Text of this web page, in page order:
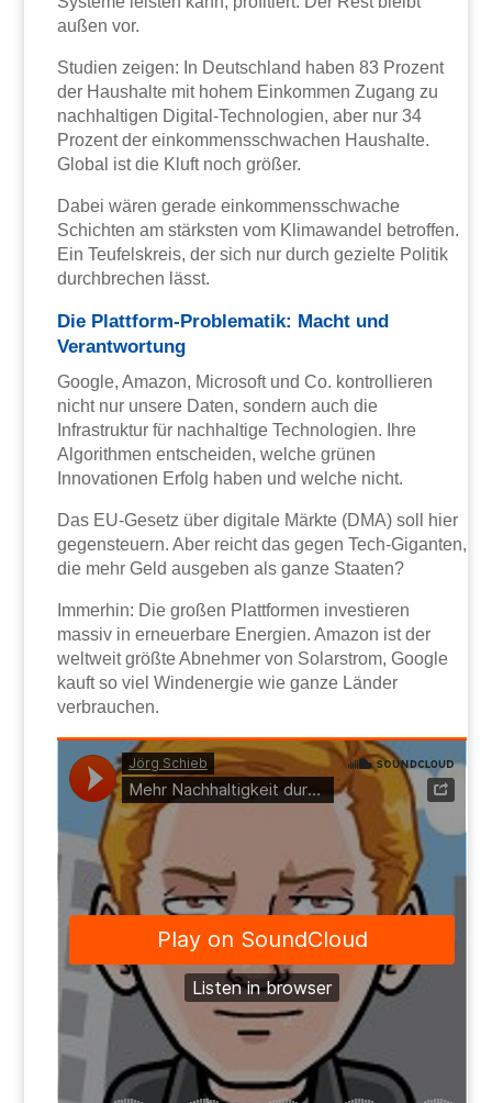
außen vor.
Studien zeigen: In Deutschland haben 83 Prozent
der Haushalte mit hohem Einkommen Zugang zu
nachhaltigen Digital-Technologien, aber nur 34
Prozent der einkommensschwachen Haushalte.
Global ist die Kluft noch größer.
Dabei wären gerade einkommensschwache
Schichten am stärksten vom Klimawandel betroffen.
Ein Teufelskreis, der sich nur durch gezielte Politik
durchbrechen lässt.
Die Plattform-Problematik: Macht und
Verantwortung
Google, Amazon, Microsoft und Co. kontrollieren
nicht nur unsere Daten, sondern auch die
Infrastruktur für nachhaltige Technologien. Ihre
Algorithmen entscheiden, welche grünen
Innovationen Erfolg haben und welche nicht.
Das EU-Gesetz über digitale Märkte (DMA) soll hier
gegensteuern. Aber reicht das gegen Tech-Giganten,
die mehr Geld ausgeben als ganze Staaten?
Immerhin: Die großen Plattformen investieren
massiv in erneuerbare Energien. Amazon ist der
weltweit größte Abnehmer von Solarstrom, Google
kauft so viel Windenergie wie ganze Länder
verbrauchen.